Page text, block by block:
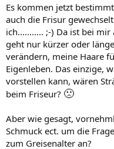
Es kommen jetzt
auch die Frisur
ich........... ;-) Da ist bei
geht nur kürzer oder
verändern, meine Haare
Eigenleben. Das einzige,
vorstellen kann, wären
beim Friseur? 🙁
Aber wie gesagt,
Schmuck ect. um die
zum Greisenalter an?